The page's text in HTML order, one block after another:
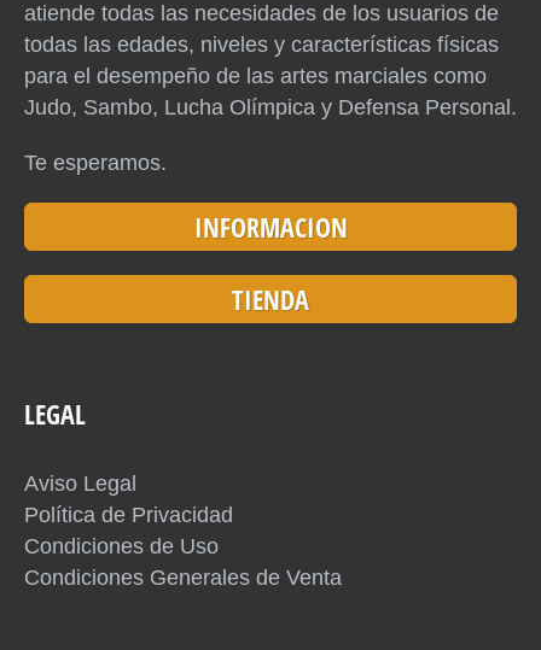
atiende todas las necesidades de los usuarios de
todas las edades, niveles y características físicas
para el desempeño de las artes marciales como
Judo, Sambo, Lucha Olímpica y Defensa Personal.
Te esperamos.
INFORMACION
TIENDA
LEGAL
Aviso Legal
Política de Privacidad
Condiciones de Uso
Condiciones Generales de Venta